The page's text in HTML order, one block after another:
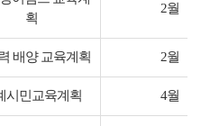
획
2월
배양 교육계획 2월
시민교육계획 4월